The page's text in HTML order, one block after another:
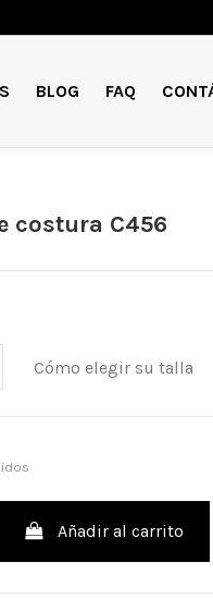
BLOG FAQ
costura C456
Cómo elegir su talla
Añadir al carrito